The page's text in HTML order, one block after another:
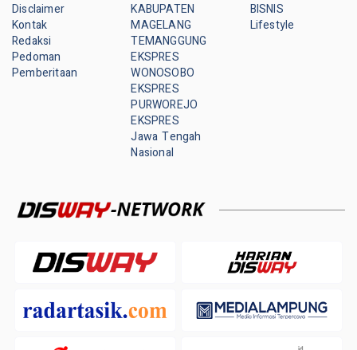
Disclaimer
Kontak
Redaksi
Pedoman
Pemberitaan
KABUPATEN
MAGELANG
TEMANGGUNG
EKSPRES
WONOSOBO
EKSPRES
PURWOREJO
EKSPRES
Jawa Tengah
Nasional
BISNIS
Lifestyle